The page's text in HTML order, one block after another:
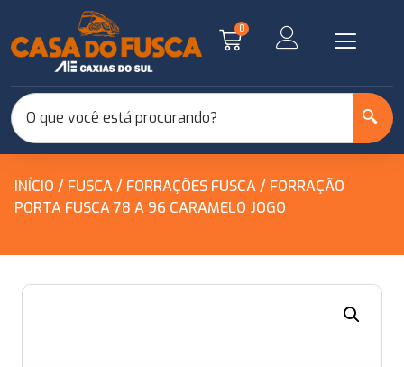
0
INÍCIO / FUSCA/ FORRAÇÕES FUSCA/ FORRAÇÃO
PORTA FUSCA 78 A 96 CARAMELO JOGO